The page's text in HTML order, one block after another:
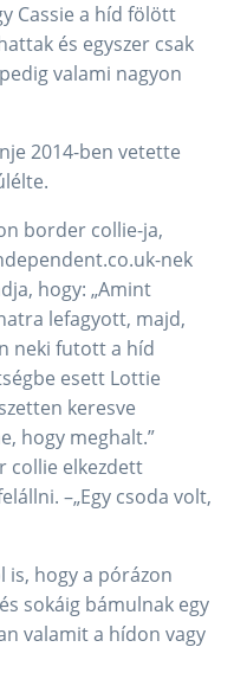
Cassie a híd fölött
és egyszer csak
valami nagyon
2014-ben vetette
border collie-ja,
nek
hogy: „Amint
lefagyott, majd,
neki futott a híd
esett Lottie
keresve
hogy meghalt.”
collie elkezdett
–„Egy csoda volt,
is, hogy a pórázon
sokáig bámulnak egy
valamit a hídon vagy